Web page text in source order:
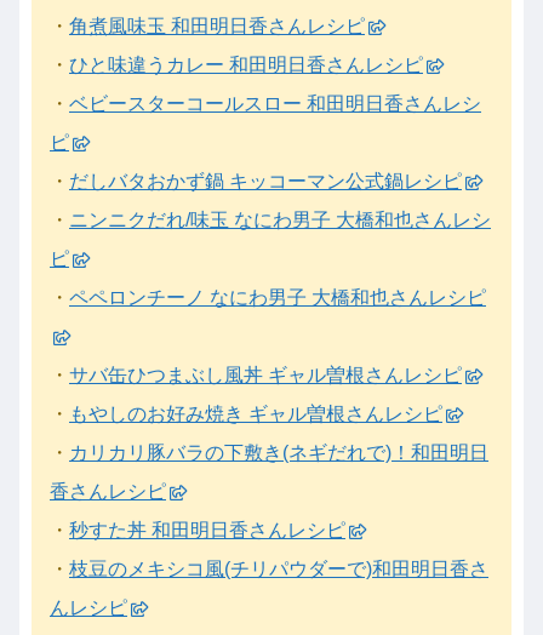
・ 角煮風味玉 和田明日香さんレシピ
・ ひと味違うカレー 和田明日香さんレシピ
・ ベビースターコールスロー 和田明日香さんレシ
ピ
・ だしバタおかず鍋 キッコーマン公式鍋レシピ
・ ニンニクだれ/味玉 なにわ男子 大橋和也さんレシ
ピ
・ ペペロンチーノ なにわ男子 大橋和也さんレシピ
・ サバ缶ひつまぶし風丼 ギャル曽根さんレシピ
・ もやしのお好み焼き ギャル曽根さんレシピ
・ カリカリ豚バラの下敷き(ネギだれで)！和田明日
香さんレシピ
・ 秒すた丼 和田明日香さんレシピ
・ 枝豆のメキシコ風(チリパウダーで)和田明日香さ
んレシピ